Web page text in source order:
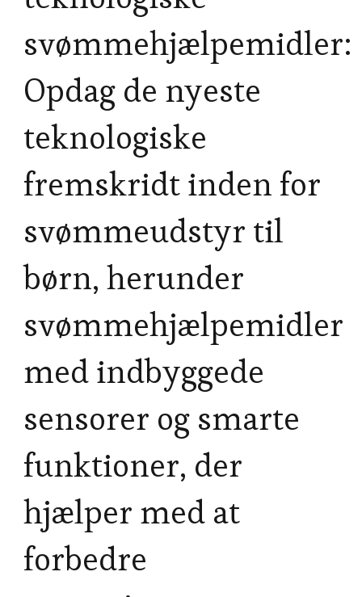
svømmehjælpemidler:
Opdag de nyeste
teknologiske
fremskridt inden for
svømmeudstyr til
børn, herunder
svømmehjælpemidler
med indbyggede
sensorer og smarte
funktioner, der
hjælper med at
forbedre